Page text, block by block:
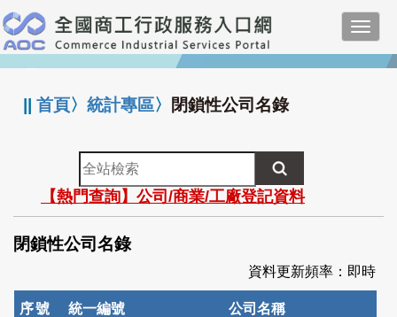
跳
到
主
要
:::
||首頁〉統計專區〉 閉鎖性公司名錄
全
站
檢
索
【熱門查詢】公司/商業/工廠登記資料
閉鎖性公司名錄
資料更新頻率：即時
序號 統一編號 公司名稱